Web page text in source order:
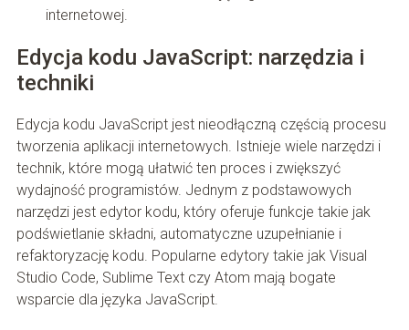
internetowej.
Edycja kodu JavaScript: narzędzia i
techniki
Edycja kodu JavaScript jest nieodłączną częścią procesu
tworzenia aplikacji internetowych. Istnieje wiele narzędzi i
technik, które mogą ułatwić ten proces i zwiększyć
wydajność programistów. Jednym z podstawowych
narzędzi jest edytor kodu, który oferuje funkcje takie jak
podświetlanie składni, automatyczne uzupełnianie i
refaktoryzację kodu. Popularne edytory takie jak Visual
Studio Code, Sublime Text czy Atom mają bogate
wsparcie dla języka JavaScript.